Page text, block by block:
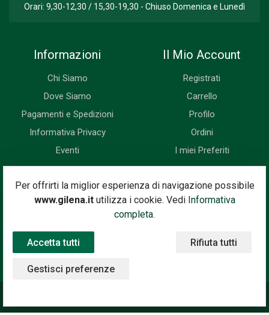
Per offrirti la miglior esperienza di navigazione possibile
www.gilena.itutilizza i cookie. Vedi Informativa
completa.
Accetta tutti Rifiuta tutti
Gestisci preferenze
Orari: 9,30-12,30 / 15,30-19,30 - Chiuso Domenica e Lunedì
Informazioni
Chi Siamo
Dove Siamo
Pagamenti e Spedizioni
Informativa Privacy
Eventi
Il Mio Account
Registrati
Carrello
Profilo
Ordini
I miei Preferiti
Newsletter
Iscriviti subito alla nostra newsletter. Riceverai prima di tutti le
novità, le offerte, i prossimi eventi...
Indirizzo Email
Iscriviti